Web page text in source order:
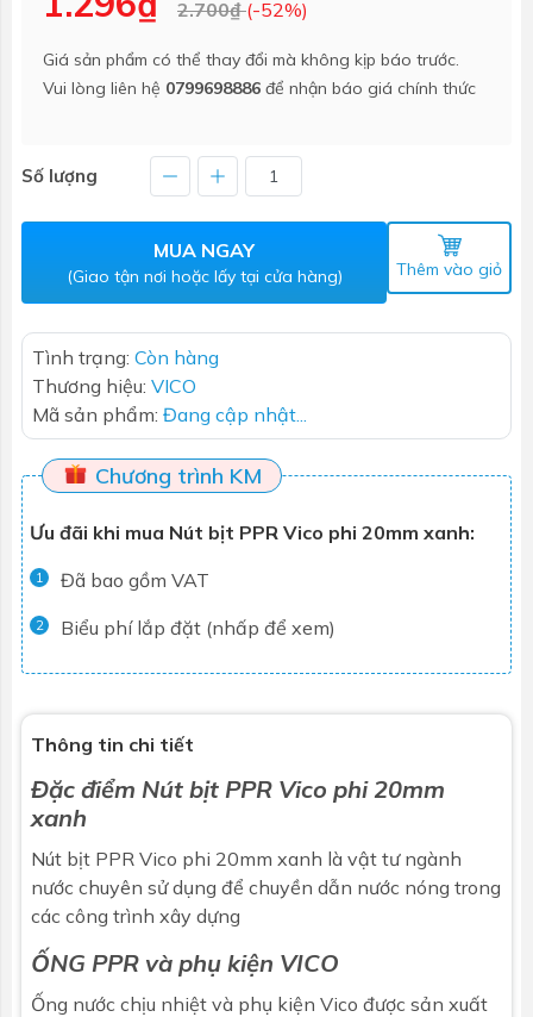
2.700₫(-52%)
Giá sản phẩm có thể thay đổi mà không kịp báo trước.
Vui lòng liên hệ 0799698886 để nhận báo giá chính thức
Số lượng
MUA NGAY
(Giao tận nơi hoặc lấy tại cửa hàng) Thêm vào giỏ
Tình trạng: Còn hàng
Thương hiệu: VICO
Mã sản phẩm: Đang cập nhật...
Chương trình KM
Ưu đãi khi mua Nút bịt PPR Vico phi 20mm xanh:
1 Đã bao gồm VAT
2 Biểu phí lắp đặt (nhấp để xem)
Thông tin chi tiết
Đặc điểm Nút bịt PPR Vico phi 20mm
xanh
Nút bịt PPR Vico phi 20mm xanh là vật tư ngành
nước chuyên sử dụng để chuyền dẫn nước nóng trong
các công trình xây dựng
ỐNG PPR và phụ kiện VICO
Ống nước chịu nhiệt và phụ kiện Vico được sản xuất